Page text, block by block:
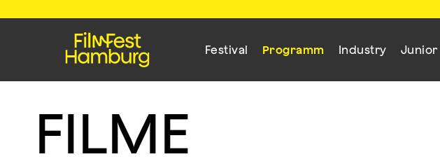
Festival Programm Industry Junior
FILME